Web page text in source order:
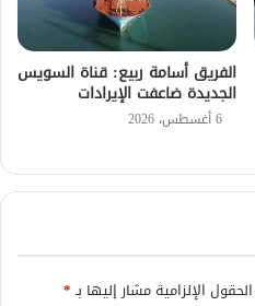
الفريق أسامة ربيع: قناة السويس
الجديدة ضاعفت الإيرادات
6 أغسطس، 2026
الحقول الإلزامية مشار إليها بـ*